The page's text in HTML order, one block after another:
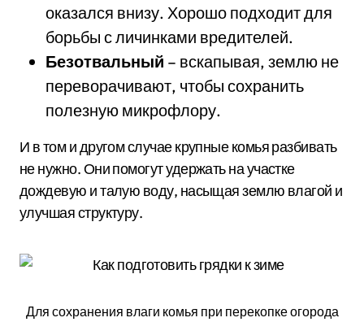
оказался внизу. Хорошо подходит для
борьбы с личинками вредителей.
Безотвальный – вскапывая, землю не
переворачивают, чтобы сохранить
полезную микрофлору.
И в том и другом случае крупные комья разбивать
не нужно. Они помогут удержать на участке
дождевую и талую воду, насыщая землю влагой и
улучшая структуру.
Для сохранения влаги комья при перекопке огорода